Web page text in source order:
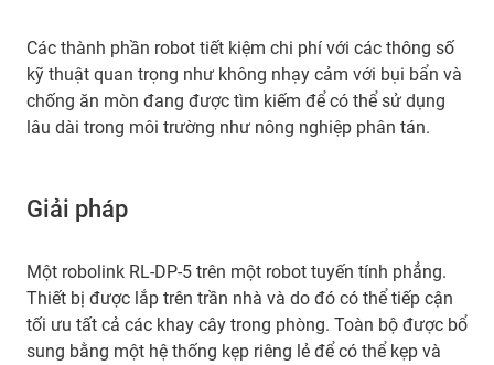
Các thành phần robot tiết kiệm chi phí với các thông số
kỹ thuật quan trọng như không nhạy cảm với bụi bẩn và
chống ăn mòn đang được tìm kiếm để có thể sử dụng
lâu dài trong môi trường như nông nghiệp phân tán.
Giải pháp
Một robolink RL-DP-5 trên một robot tuyến tính phẳng.
Thiết bị được lắp trên trần nhà và do đó có thể tiếp cận
tối ưu tất cả các khay cây trong phòng. Toàn bộ được bổ
sung bằng một hệ thống kẹp riêng lẻ để có thể kẹp và